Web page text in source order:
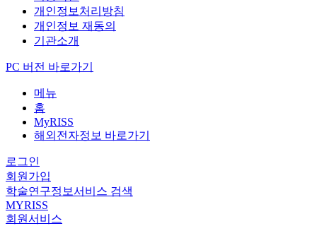
개인정보처리방침
개인정보 재동의
기관소개
PC 버전 바로가기
메뉴
홈
MyRISS
해외전자정보 바로가기
로그인
회원가입
학술연구정보서비스 검색
MYRISS
회원서비스